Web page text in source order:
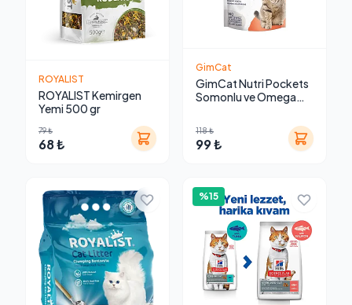
ROYALIST
ROYALIST Kemirgen
Yemi 500 gr
79 ₺
68 ₺
GimCat
GimCat Nutri Pockets
Somonlu ve Omega
118 ₺
99 ₺
%15